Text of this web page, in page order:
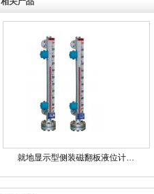
就地显示型侧装磁翻板液位计…